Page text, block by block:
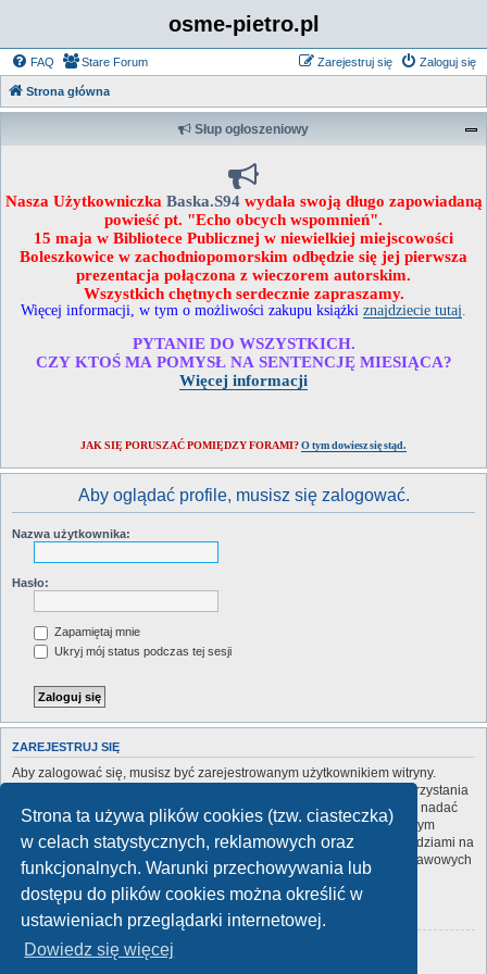
Strona ta używa plików cookies (tzw. ciasteczka)
w celach statystycznych, reklamowych oraz
funkcjonalnych. Warunki przechowywania lub
dostępu do plików cookies można określić w
ustawieniach przeglądarki internetowej.
Dowiedz się więcej
osme-pietro.pl
FAQ Zaloguj się
Zarejestruj się
Stare Forum
Strona główna
Słup ogłoszeniowy
Nasza Użytkowniczka Baska.S94 wydała swoją długo zapowiadaną
powieść pt. "Echo obcych wspomnień".
15 maja w Bibliotece Publicznej w niewielkiej miejscowości
Boleszkowice w zachodniopomorskim odbędzie się jej pierwsza
prezentacja połączona z wieczorem autorskim.
Wszystkich chętnych serdecznie zapraszamy.
Więcej informacji, w tym o możliwości zakupu książki znajdziecie tutaj
PYTANIE DO WSZYSTKICH.
CZY KTOŚ MA POMYSŁ NA SENTENCJĘ MIESIĄCA?
Więcej informacji
JAK SIĘ PORUSZAĆ POMIĘDZY FORAMI? O tym dowiesz się stąd.
Aby oglądać profile, musisz się zalogować.
Nazwa użytkownika:
Hasło:
Zapamiętaj mnie
Ukryj mój status podczas tej sesji
ZAREJESTRUJ SIĘ
Aby zalogować się, musisz być zarejestrowanym użytkownikiem witryny.
Rejestracja zajmuje tylko chwilę, a znacznie zwiększa możliwości korzystania
z witryny. Administrator witryny może zarejestrowanym użytkownikom nadać
wiele dodatkowych uprawnień. Przed rejestracją zapoznaj się z naszym
regulaminem, zasadami ochrony danych osobowych oraz z odpowiedziami na
często zadawane pytania (FAQ), gdzie jest wyjaśnionych wiele podstawowych
zagadnień dotyczących funkcjonowania witryny.
Regulamin
Zasady ochrony danych osobowych
Zarejestruj się